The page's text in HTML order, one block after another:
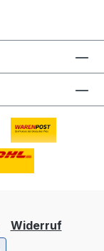
Widerruf